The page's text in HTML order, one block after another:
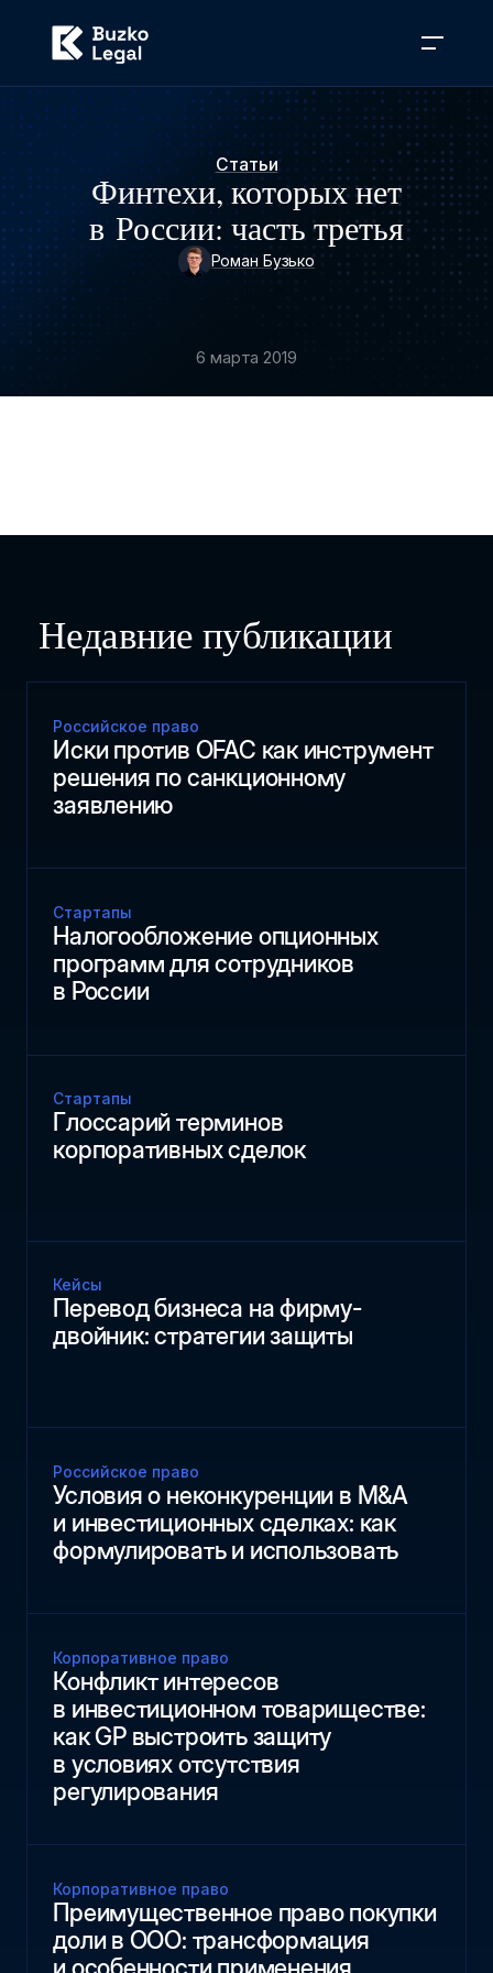
Статьи
Финтехи, которых нет
в России: часть третья
Роман Бузько
6 марта 2019
Недавние публикации
Российское право
Иски против OFAC как инструмент
решения по санкционному
заявлению
Стартапы
Налогообложение опционных
программ для сотрудников
в России
Стартапы
Глоссарий терминов
корпоративных сделок
Кейсы
Перевод бизнеса на фирму-
двойник: стратегии защиты
Российское право
Условия о неконкуренции в M&A
и инвестиционных сделках: как
формулировать и использовать
Корпоративное право
Конфликт интересов
в инвестиционном товариществе:
как GP выстроить защиту
в условиях отсутствия
регулирования
Корпоративное право
Преимущественное право покупки
доли в ООО: трансформация
и особенности применения